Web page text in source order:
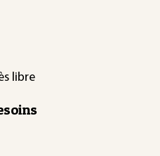
libre